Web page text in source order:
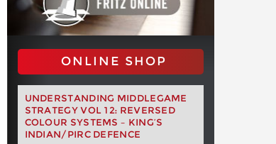
ONLINE SHOP
UNDERSTANDING MIDDLEGAME
STRATEGY VOL 12: REVERSED
COLOUR SYSTEMS – KING’S
INDIAN/PIRC DEFENCE